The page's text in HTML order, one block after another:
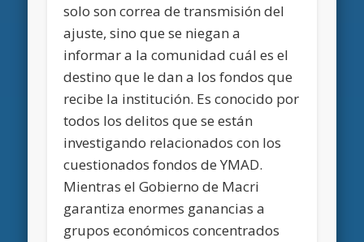
solo son correa de transmisión del
ajuste, sino que se niegan a
informar a la comunidad cuál es el
destino que le dan a los fondos que
recibe la institución. Es conocido por
todos los delitos que se están
investigando relacionados con los
cuestionados fondos de YMAD.
Mientras el Gobierno de Macri
garantiza enormes ganancias a
grupos económicos concentrados